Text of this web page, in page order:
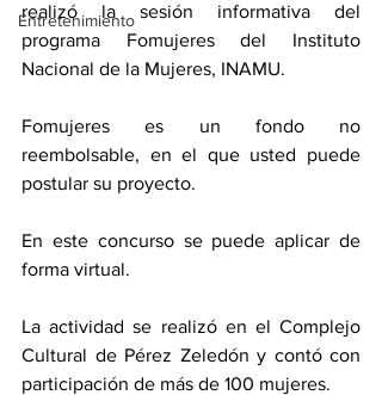
Entretenimiento
realizó la sesión informativa del
programa Fomujeres del Instituto
Nacional de la Mujeres, INAMU.
Fomujeres es un fondo no
reembolsable, en el que usted puede
postular su proyecto.
En este concurso se puede aplicar de
forma virtual.
La actividad se realizó en el Complejo
Cultural de Pérez Zeledón y contó con
participación de más de 100 mujeres.